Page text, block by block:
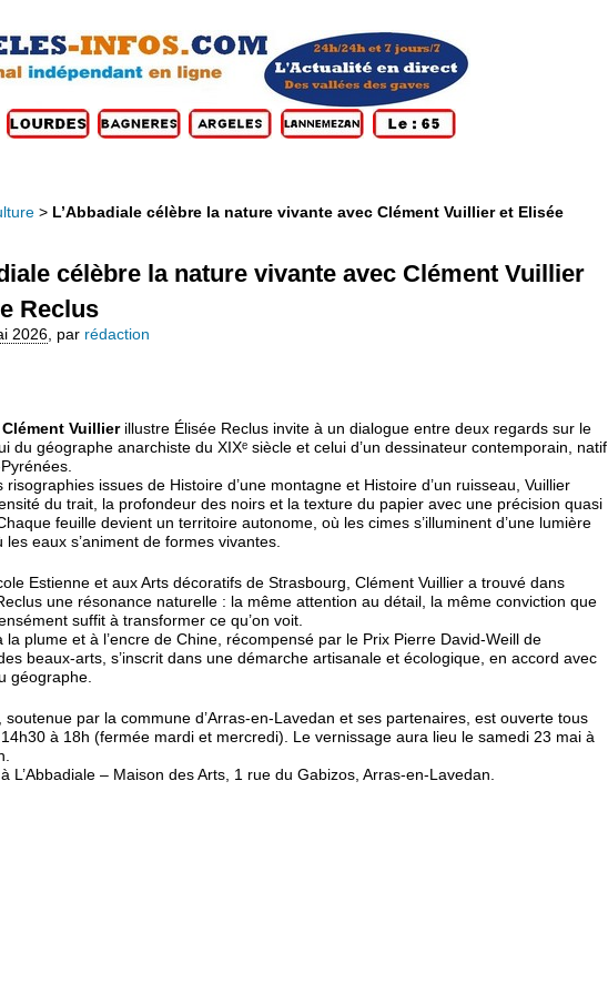
> L’Abbadiale célèbre la nature vivante avec Clément Vuillier et Élisée
célèbre la nature vivante avec Clément Vuillier
Reclus
2026 par rédaction
Clément Vuillierillustre Élisée Reclus invite à un dialogue entre deux regards sur le
du géographe anarchiste du XIXᵉ siècle et celui d’un dessinateur contemporain, natif
risographies issues de Histoire d’une montagne et Histoire d’un ruisseau, Vuillier
du trait, la profondeur des noirs et la texture du papier avec une précision quasi
feuille devient un territoire autonome, où les cimes s’illuminent d’une lumière
les eaux s’animent de formes vivantes.
Estienne et aux Arts décoratifs de Strasbourg, Clément Vuillier a trouvé dans
une résonance naturelle : la même attention au détail, la même conviction que
suffit à transformer ce qu’on voit.
la plume et à l’encre de Chine, récompensé par le Prix Pierre David-Weill de
des beaux-arts, s’inscrit dans une démarche artisanale et écologique, en accord avec
géographe.
soutenue par la commune d’Arras-en-Lavedan et ses partenaires, est ouverte tous
14h30 à 18h (fermée mardi et mercredi). Le vernissage aura lieu le samedi 23 mai à
L’Abbadiale – Maison des Arts, 1 rue du Gabizos, Arras-en-Lavedan.